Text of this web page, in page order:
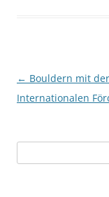
Beitragsnavigation
← Bouldern mit der
Internationalen
nach: